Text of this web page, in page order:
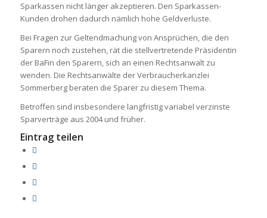
Sparkassen nicht länger akzeptieren. Den Sparkassen-
Kunden drohen dadurch nämlich hohe Geldverluste.
Bei Fragen zur Geltendmachung von Ansprüchen, die den
Sparern noch zustehen, rät die stellvertretende Präsidentin
der BaFin den Sparern, sich an einen Rechtsanwalt zu
wenden. Die Rechtsanwälte der Verbraucherkanzlei
Sommerberg beraten die Sparer zu diesem Thema.
Betroffen sind insbesondere langfristig variabel verzinste
Sparverträge aus 2004 und früher.
Eintrag teilen